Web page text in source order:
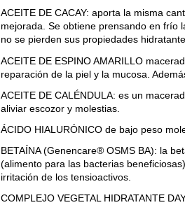
ACEITE DE CACAY: aporta la misma
mejorada. Se obtiene prensando en frío
no se pierden sus propiedades
ACEITE DE ESPINO AMARILLO
reparación de la piel y la mucosa.
ACEITE DE CALÉNDULA: es un
aliviar escozor y molestias.
ÁCIDO HIALURÓNICO de bajo peso
BETAÍNA (Genencare® OSMS BA): la
(alimento para las bacterias
irritación de los tensioactivos.
COMPLEJO VEGETAL HIDRATANTE